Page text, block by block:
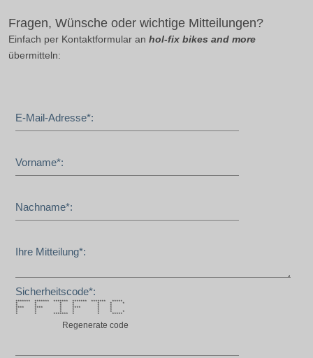
Fragen, Wünsche oder wichtige Mitteilungen?
Einfach per Kontaktformular an hol-fix bikes and more
übermitteln:
E-Mail-Adresse*:
Vorname*:
Nachname*:
Ihre Mitteilung*:
Sicherheitscode*:
******* ******* ******* ******* ******* *****
* * * * * * *
* * * * * *
**** **** * **** * *
* * * * * *
* * * * * * *
* * ******* * * *****
Regenerate code